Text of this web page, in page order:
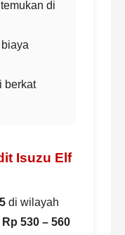
di
berkat
Isuzu Elf
di wilayah
Rp 530 – 560